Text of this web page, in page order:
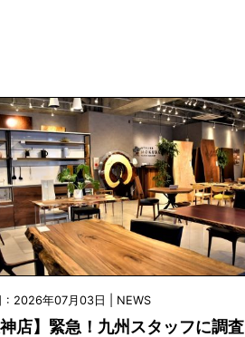
: 2026年07月03日 | NEWS
神店】緊急！九州スタッフに調査